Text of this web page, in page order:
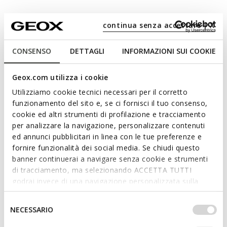
CONSENSO DETTAGLI INFORMAZIONI SUI COOKIE
Geox.com utilizza i cookie
Utilizziamo cookie tecnici necessari per il corretto
funzionamento del sito e, se ci fornisci il tuo consenso,
cookie ed altri strumenti di profilazione e tracciamento
per analizzare la navigazione, personalizzare contenuti
ed annunci pubblicitari in linea con le tue preferenze e
fornire funzionalità dei social media. Se chiudi questo
banner continuerai a navigare senza cookie e strumenti
di tracciamento, ma selezionando ACCETTA TUTTI
godrai invece di una navigazione personalizzata sulla
base dei tuoi gusti ed interessi. Selezionando
IMPOSTAZIONI potrai anche scegliere quali cookies ed
altri strumenti di tracciamento autorizzare. Per maggiori
del
NECESSARIO
continua senza accettare | X
Eclyper Junior
€44,95 - 49,95
Sofort 10€ als Willkommensgeschenk.
Melden Sie sich zu Benefeet an
Auswählen Größe
DEM WARENKORB HINZUFÜGEN